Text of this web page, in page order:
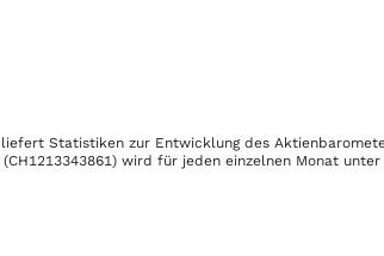
liefert Statistiken zur Entwicklung des
(CH1213343861) wird für jeden einzelnen Monat